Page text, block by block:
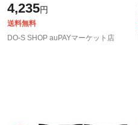
4,235円
送料無料
DO-S SHOP auPAYマーケット店